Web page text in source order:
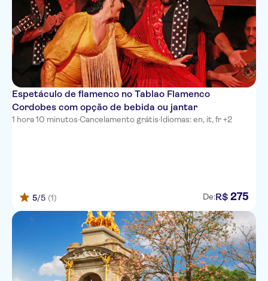
Espetáculo de flamenco no Tablao Flamenco
Cordobes com opção de bebida ou jantar
1 hora 10 minutos·Cancelamento grátis·Idiomas: en, it, fr +2
5/5 (1) De:R$ 275